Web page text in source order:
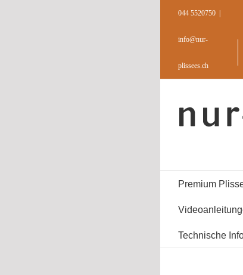
044 5520750
info@nur-
plissees.ch
Premium
Technische